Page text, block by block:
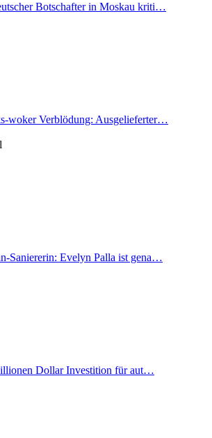
Botschafter in Moskau kriti…
woker Verblödung: Ausgelieferter…
Saniererin: Evelyn Palla ist gena…
Dollar Investition für aut…